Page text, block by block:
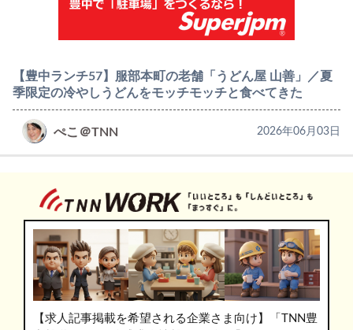
【豊中ランチ57】服部本町の老舗「うどん屋 山善」／夏
季限定の冷やしうどんをモッチモッチと食べてきた
ぺこ＠TNN 2026年06月03日
【求人記事掲載を希望される企業さま向け】「TNN豊